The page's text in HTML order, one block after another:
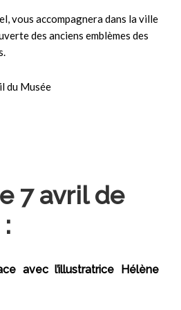
vous accompagnera dans la ville
des anciens emblèmes des
du Musée
7 avril de
avec l’illustratrice Hélène